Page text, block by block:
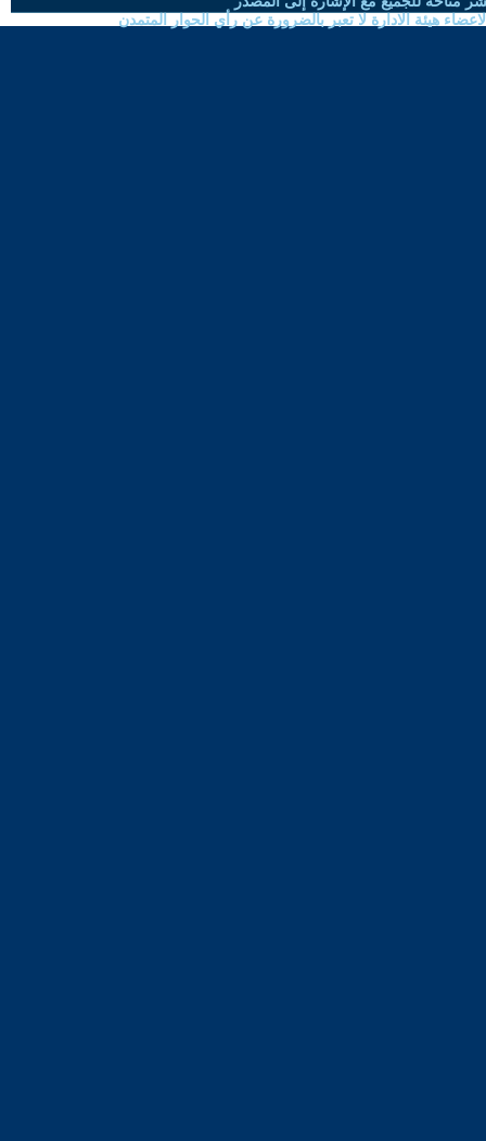
هيئة الادارة لا تعبر بالضرورة عن رأي الحوار المتمدن